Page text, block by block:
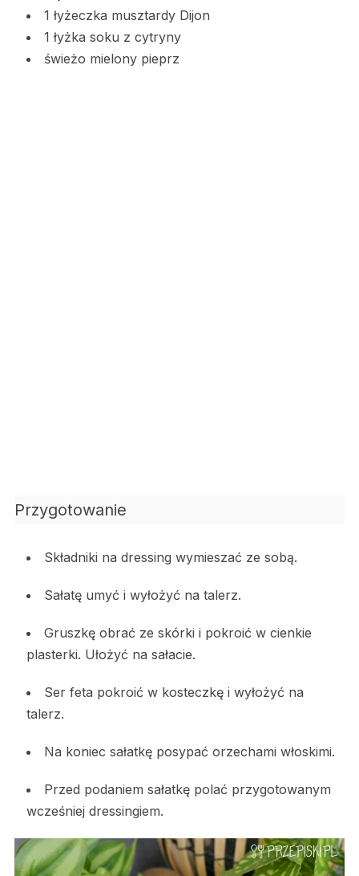
1 łyżeczka musztardy Dijon
1 łyżka soku z cytryny
świeżo mielony pieprz
Przygotowanie
Składniki na dressing wymieszać ze sobą.
Sałatę umyć i wyłożyć na talerz.
Gruszkę obrać ze skórki i pokroić w cienkie
plasterki. Ułożyć na sałacie.
Ser feta pokroić w kosteczkę i wyłożyć na
talerz.
Na koniec sałatkę posypać orzechami włoskimi.
Przed podaniem sałatkę polać przygotowanym
wcześniej dressingiem.